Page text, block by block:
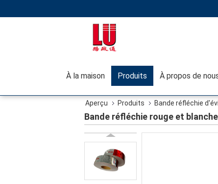
À la maison Produits À propos de
Aperçu Produits Bande réfléchie
Bande réfléchie rouge et